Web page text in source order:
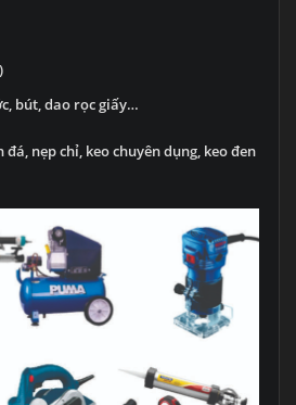
bút, dao rọc giấy…
đá, nẹp chỉ, keo chuyên dụng, keo đen